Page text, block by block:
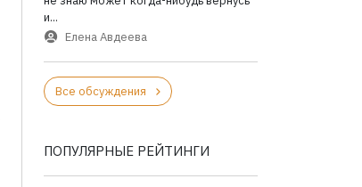
и...
Елена Авдеева
Все обсуждения
ПОПУЛЯРНЫЕ РЕЙТИНГИ